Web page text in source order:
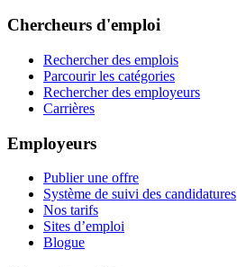
Chercheurs d'emploi
Rechercher des emplois
Parcourir les catégories
Rechercher des employeurs
Carrières
Employeurs
Publier une offre
Système de suivi des candidatures
Nos tarifs
Sites d’emploi
Blogue